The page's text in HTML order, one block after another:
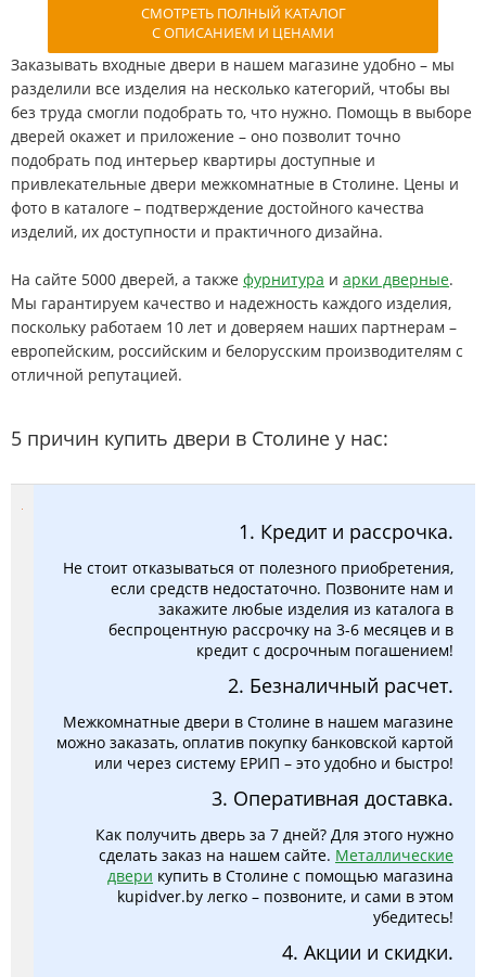
СМОТРЕТЬ ПОЛНЫЙ КАТАЛОГ
С ОПИСАНИЕМ И ЦЕНАМИ
Заказывать входные двери в нашем магазине удобно – мы
разделили все изделия на несколько категорий, чтобы вы
без труда смогли подобрать то, что нужно. Помощь в выборе
дверей окажет и приложение – оно позволит точно
подобрать под интерьер квартиры доступные и
привлекательные двери межкомнатные в Столине. Цены и
фото в каталоге – подтверждение достойного качества
изделий, их доступности и практичного дизайна.
На сайте 5000 дверей, а также фурнитура и арки дверные.
Мы гарантируем качество и надежность каждого изделия,
поскольку работаем 10 лет и доверяем наших партнерам –
европейским, российским и белорусским производителям с
отличной репутацией.
5 причин купить двери в Столине у нас:
1. Кредит и рассрочка.
Не стоит отказываться от полезного приобретения,
если средств недостаточно. Позвоните нам и
закажите любые изделия из каталога в
беспроцентную рассрочку на 3-6 месяцев и в
кредит с досрочным погашением!
2. Безналичный расчет.
Межкомнатные двери в Столине в нашем магазине
можно заказать, оплатив покупку банковской картой
или через систему ЕРИП – это удобно и быстро!
3. Оперативная доставка.
Как получить дверь за 7 дней? Для этого нужно
сделать заказ на нашем сайте. Металлические
двери купить в Столине с помощью магазина
kupidver.by легко – позвоните, и сами в этом
убедитесь!
4. Акции и скидки.